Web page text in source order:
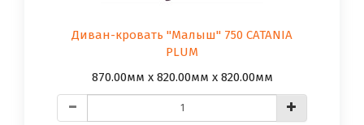
Диван-кровать "Малыш" 750 CATANIA
PLUM
870.00мм x 820.00мм x 820.00мм